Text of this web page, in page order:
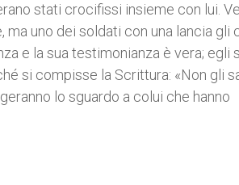
stati crocifissi insieme con lui.
uno dei soldati con una lancia gli
e la sua testimonianza è vera; egli
si compisse la Scrittura: «Non gli
lo sguardo a colui che hanno